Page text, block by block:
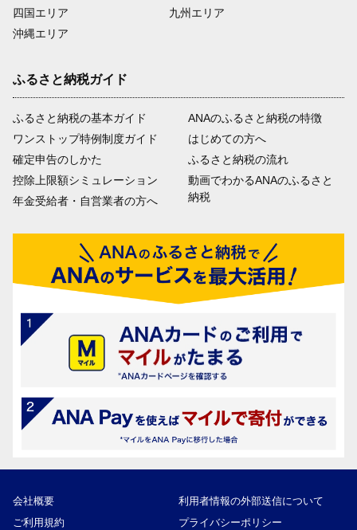
四国エリア
沖縄エリア
九州エリア
ふるさと納税ガイド
ふるさと納税の基本ガイド
ワンストップ特例制度ガイド
確定申告のしかた
控除上限額シミュレーション
年金受給者・自営業者の方へ
ANAのふるさと納税の特徴
はじめての方へ
ふるさと納税の流れ
動画でわかるANAのふるさと
納税
会社概要
利用者情報の外部送信について
ご利用規約
プライバシーポリシー